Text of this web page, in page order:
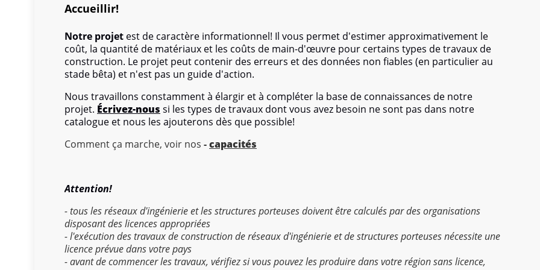
contre l'accès non autorisé ou accidentel, la destruction, la modification et la distribution, ainsi que contre
les Informations publiées par l'Utilisateur dans le domaine public sur le Site.
Dénégation de responsabilité
Nous pouvons facturer au vendeur une petite commission si vous décidez d'effectuer un achat via l'un de nos
Am-buider.com est membre des programmes d'affiliation Alphabet Inc., Amazon Services LLC, un
les moyens de gagner des frais de publicité par le biais de publicités et de liens vers Amazon.com. Amazon et
d'Amazon.com, Inc. ou de ses filiales.
En tant que partenaire d'Alphabet Inc. et d'Amazon, nous gagnons des achats et de la publicité pertinents.
L'Administration n'est pas responsable des éventuelles interruptions dans le fonctionnement du Site, du
techniques éventuels dans le fonctionnement du Site.
L’ignorance des Conditions n’exonère pas l’Utilisateur de sa responsabilité pour violation des Conditions et
Accueillir!
Notre projet est de caractère informationnel! Il vous permet d'estimer approximativement le
coût, la quantité de matériaux et les coûts de main-d'œuvre pour certains types de travaux de
construction. Le projet peut contenir des erreurs et des données non fiables (en particulier au
stade bêta) et n'est pas un guide d'action.
Nous travaillons constamment à élargir et à compléter la base de connaissances de notre
projet. Écrivez-nous si les types de travaux dont vous avez besoin ne sont pas dans notre
catalogue et nous les ajouterons dès que possible!
Comment ça marche, voir nos -capacités
Attention!
- tous les réseaux d'ingénierie et les structures porteuses doivent être calculés par des organisations
disposant des licences appropriées
- l'exécution des travaux de construction de réseaux d'ingénierie et de structures porteuses nécessite une
licence prévue dans votre pays
- avant de commencer les travaux, vérifiez si vous pouvez les produire dans votre région sans licence,